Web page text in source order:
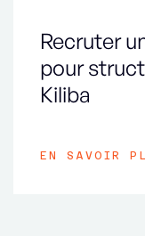
Recruter
pour
Kiliba
EN SAVOIR